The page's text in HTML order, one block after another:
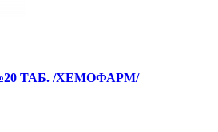
ТАБ. /ХЕМОФАРМ/